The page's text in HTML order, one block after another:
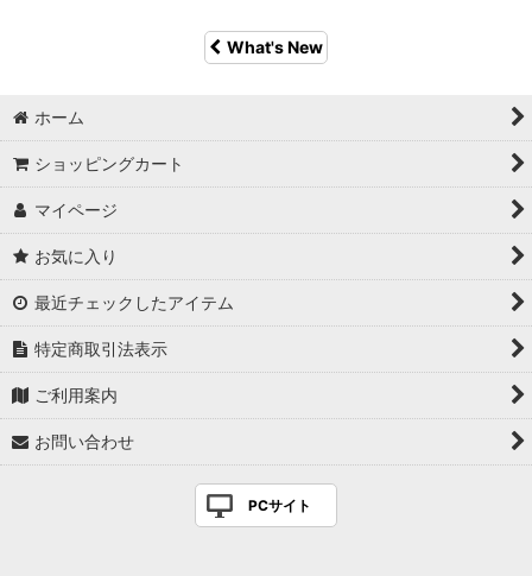
What's New
ホーム
ショッピングカート
マイページ
お気に入り
最近チェックしたアイテム
特定商取引法表示
ご利用案内
お問い合わせ
PCサイト